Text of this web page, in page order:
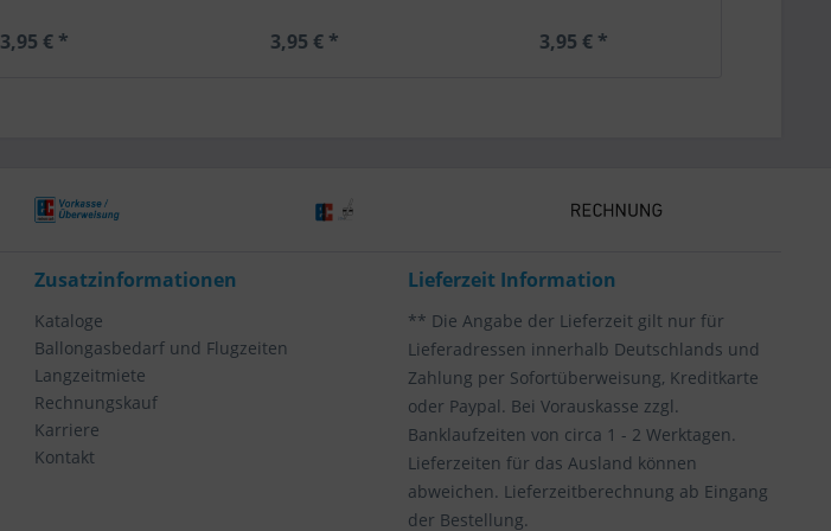
3,95 € * 3,95 € * 3,95 € *
Zusatzinformationen
Kataloge
Ballongasbedarf und Flugzeiten
Langzeitmiete
Rechnungskauf
Karriere
Kontakt
Lieferzeit Information
** Die Angabe der Lieferzeit gilt nur für
Lieferadressen innerhalb Deutschlands und
Zahlung per Sofortüberweisung, Kreditkarte
oder Paypal. Bei Vorauskasse zzgl.
Banklaufzeiten von circa 1 - 2 Werktagen.
Lieferzeiten für das Ausland können
abweichen. Lieferzeitberechnung ab Eingang
der Bestellung.